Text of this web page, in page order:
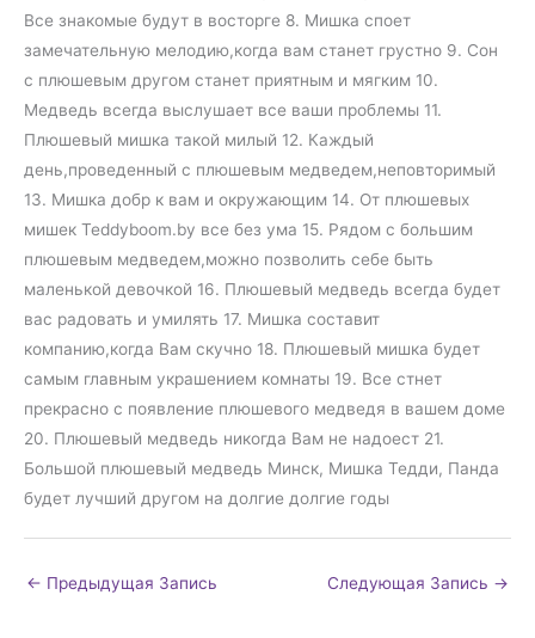
Все знакомые будут в восторге 8. Мишка споет
замечательную мелодию,когда вам станет грустно 9. Сон
с плюшевым другом станет приятным и мягким 10.
Медведь всегда выслушает все ваши проблемы 11.
Плюшевый мишка такой милый 12. Каждый
день,проведенный с плюшевым медведем,неповторимый
13. Мишка добр к вам и окружающим 14. От плюшевых
мишек Teddyboom.by все без ума 15. Рядом с большим
плюшевым медведем,можно позволить себе быть
маленькой девочкой 16. Плюшевый медведь всегда будет
вас радовать и умилять 17. Мишка составит
компанию,когда Вам скучно 18. Плюшевый мишка будет
самым главным украшением комнаты 19. Все стнет
прекрасно с появление плюшевого медведя в вашем доме
20. Плюшевый медведь никогда Вам не надоест 21.
Большой плюшевый медведь Минск, Мишка Тедди, Панда
будет лучший другом на долгие долгие годы
← Предыдущая Запись Следующая Запись →